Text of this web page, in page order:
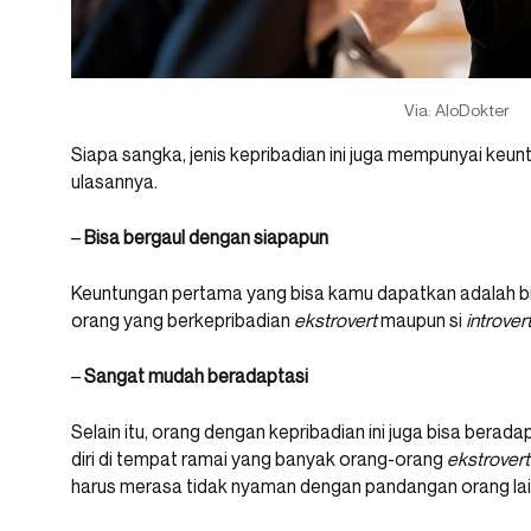
Via: AloDokter
Siapa sangka, jenis kepribadian ini juga mempunyai
ulasannya.
–Bisa bergaul dengan siapapun
Keuntungan pertama yang bisa kamu dapatkan adalah
orang yang berkepribadian ekstrovertmaupun si
–Sangat mudah beradaptasi
Selain itu, orang dengan kepribadian ini juga bisa
diri di tempat ramai yang banyak orang-orang ekstrovert
harus merasa tidak nyaman dengan pandangan orang